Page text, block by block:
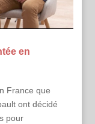
en
France que
ont décidé
pour